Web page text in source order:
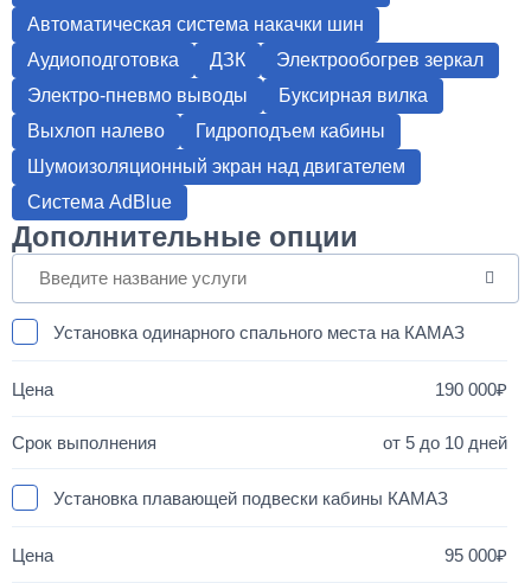
Автоматическая система накачки шин
Аудиоподготовка
ДЗК
Электрообогрев зеркал
Электро-пневмо выводы
Буксирная вилка
Выхлоп налево
Гидроподъем кабины
Шумоизоляционный экран над двигателем
Система AdBlue
Дополнительные опции
Установка одинарного спального места на КАМАЗ
190 000
от 5 до 10 дней
Установка плавающей подвески кабины КАМАЗ
95 000